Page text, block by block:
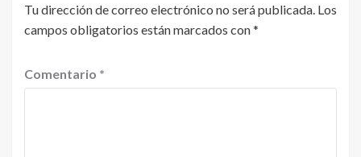
Tu dirección de correo electrónico no será publicada. Los
campos obligatorios están marcados con*
Comentario *